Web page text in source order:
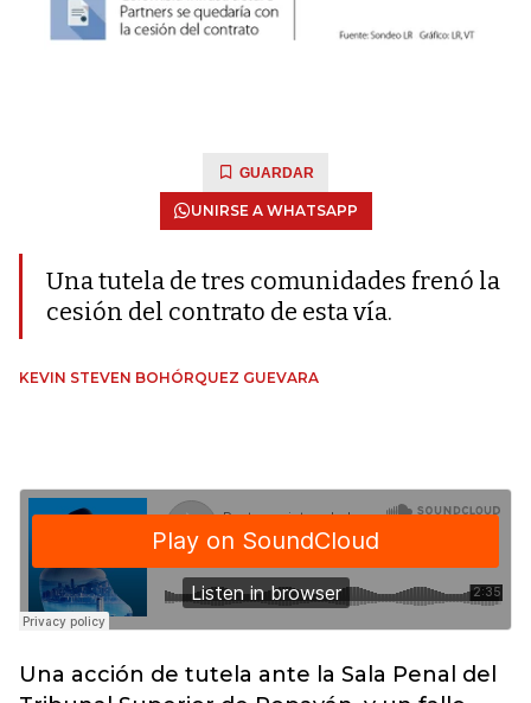
GUARDAR
UNIRSE A WHATSAPP
Una tutela de tres comunidades frenó la
cesión del contrato de esta vía.
KEVIN STEVEN BOHÓRQUEZ GUEVARA
Una acción de tutela ante la Sala Penal del